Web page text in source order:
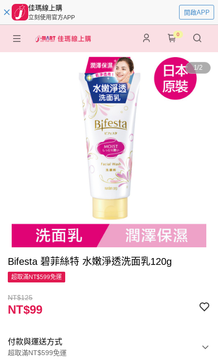
佳瑪線上購
立刻使用官方APP
開啟APP
0
1/2
Bifesta 碧菲絲特 水嫩淨透洗面乳120g
超取滿NT$599免運
NT$125
NT$99
付款與運送方式
超取滿NT$599免運